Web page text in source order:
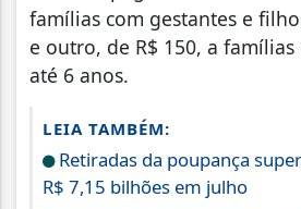
famílias com gestantes e
e outro, de R$ 150, a famílias
até 6 anos.
LEIA TAMBÉM:
Retiradas da poupança
R$ 7,15 bilhões em julho